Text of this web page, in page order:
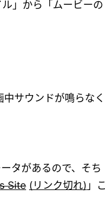
」から「ムービーの
サウンドが鳴らなく
タがあるので、そち
Site (リンク切れ) 」こ